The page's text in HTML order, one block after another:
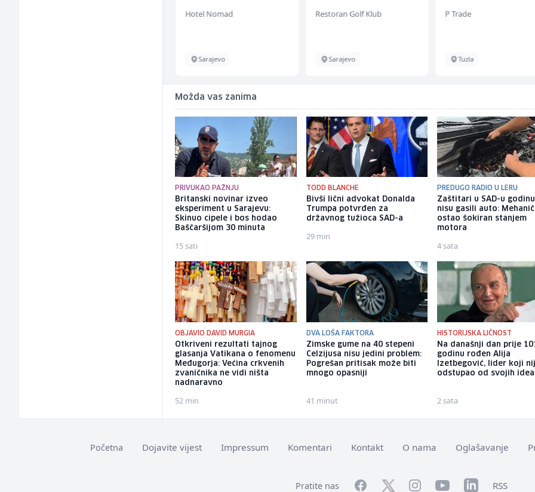
Hotel Nomad
Sarajevo
Restoran Golf Klub
Sarajevo
P Trade
Tuzla
Možda vas zanima
PRIVUKAO PAŽNJU
Britanski novinar izveo
eksperiment u Sarajevu:
Skinuo cipele i bos hodao
Baščaršijom 30 minuta
15 sati
TODD BLANCHE
Bivši lični advokat Donalda
Trumpa potvrđen za
državnog tužioca SAD-a
29 min
PREDUGO RADIO U LERU
Zaštitari u SAD-u
nisu gasili auto:
ostao šokiran stanjem
motora
4 sata
OBJAVIO DAVID MURGIA
Otkriveni rezultati tajnog
glasanja Vatikana o fenomenu
Međugorja: Većina crkvenih
zvaničnika ne vidi ništa
nadnaravno
52 min
DVA LOŠA FAKTORA
Zimske gume na 40 stepeni
Celzijusa nisu jedini problem:
Pogrešan pritisak može biti
mnogo opasniji
41 minut
HISTORIJSKA LIČNOST
Na današnji dan prije
godinu rođen Alija
Izetbegović, lider koji
odstupao od svojih
2 sata
Početna Dojavite vijest Impressum Komentari Kontakt O nama Oglašavanje
Pratite nas FacebookTwitterInstagramYouTubeLinkedInRSS